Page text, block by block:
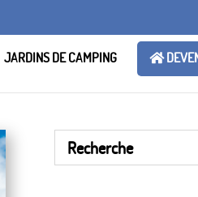
JARDINS DE CAMPING